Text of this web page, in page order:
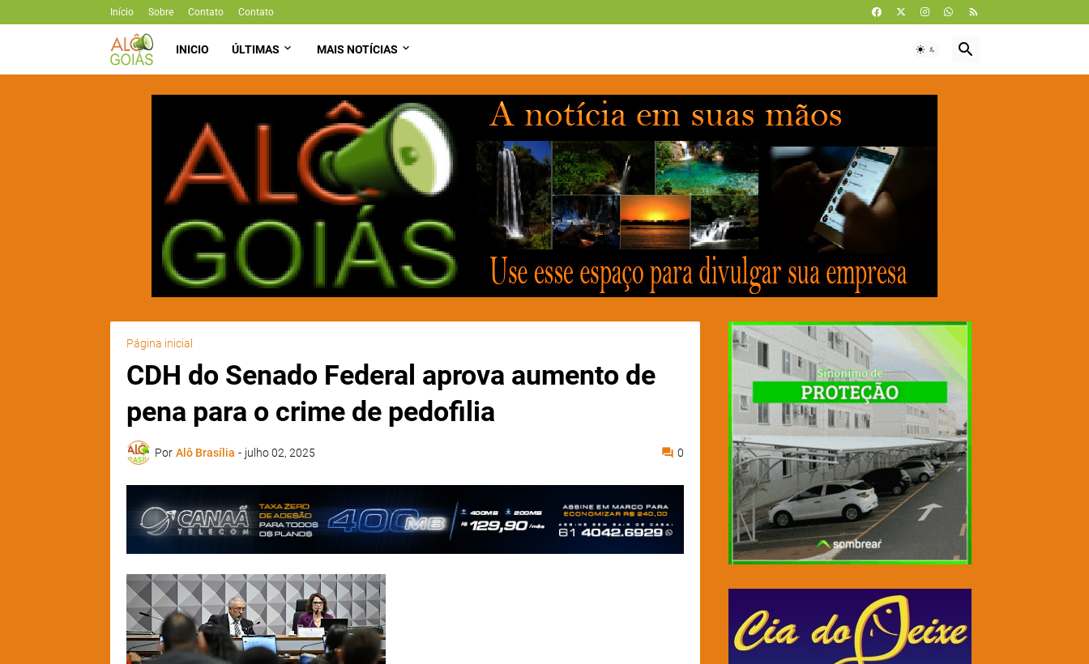
Início Sobre Contato Contato
INICIO ÚLTIMAS MAIS NOTÍCIAS
Página inicial
CDH do Senado Federal aprova aumento de
pena para o crime de pedofilia
Por Alô Brasília - julho 02, 2025 0